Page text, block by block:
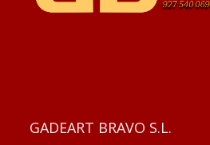
GADEART BRAVO S.L.